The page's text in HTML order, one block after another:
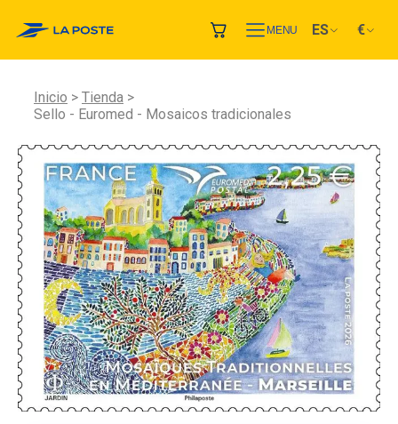
MENU ES €
Inicio
Tienda
Sello - Euromed - Mosaicos tradicionales